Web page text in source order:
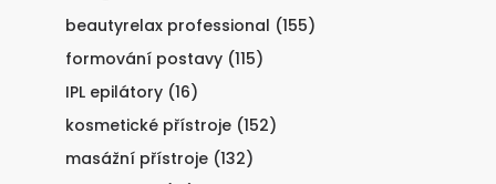
beautyrelax professional (155)
formování postavy (115)
IPL epilátory (16)
kosmetické přístroje (152)
masážní přístroje (132)